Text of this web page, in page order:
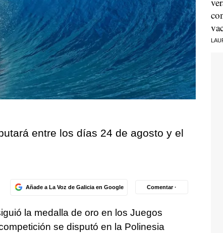
entre los días 24 de agosto y el
Añade a La Voz de Galicia en Google Comentar ·
la medalla de oro en los Juegos
se disputó en la Polinesia